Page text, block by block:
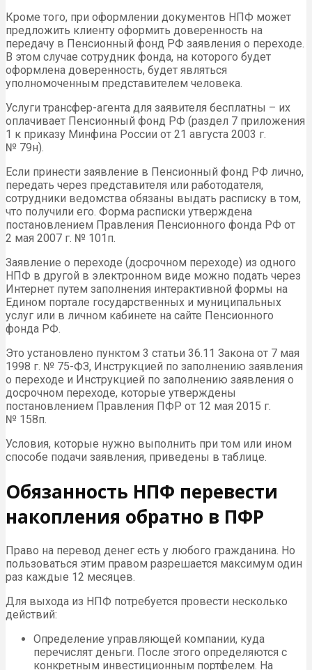
Кроме того, при оформлении документов НПФ может
предложить клиенту оформить доверенность на
передачу в Пенсионный фонд РФ заявления о переходе.
В этом случае сотрудник фонда, на которого будет
оформлена доверенность, будет являться
уполномоченным представителем человека.
Услуги трансфер-агента для заявителя бесплатны – их
оплачивает Пенсионный фонд РФ (раздел 7 приложения
1 к приказу Минфина России от 21 августа 2003 г.
№ 79н).
Если принести заявление в Пенсионный фонд РФ лично,
передать через представителя или работодателя,
сотрудники ведомства обязаны выдать расписку в том,
что получили его. Форма расписки утверждена
постановлением Правления Пенсионного фонда РФ от
2 мая 2007 г. № 101п.
Заявление о переходе (досрочном переходе) из одного
НПФ в другой в электронном виде можно подать через
Интернет путем заполнения интерактивной формы на
Едином портале государственных и муниципальных
услуг или в личном кабинете на сайте Пенсионного
фонда РФ.
Это установлено пунктом 3 статьи 36.11 Закона от 7 мая
1998 г. № 75-ФЗ, Инструкцией по заполнению заявления
о переходе и Инструкцией по заполнению заявления о
досрочном переходе, которые утверждены
постановлением Правления ПФР от 12 мая 2015 г.
№ 158п.
Условия, которые нужно выполнить при том или ином
способе подачи заявления, приведены в таблице.
Обязанность НПФ перевести
накопления обратно в ПФР
Право на перевод денег есть у любого гражданина. Но
пользоваться этим правом разрешается максимум один
раз каждые 12 месяцев.
Для выхода из НПФ потребуется провести несколько
действий:
Определение управляющей компании, куда
перечислят деньги. После этого определяются с
конкретным инвестиционным портфелем. На